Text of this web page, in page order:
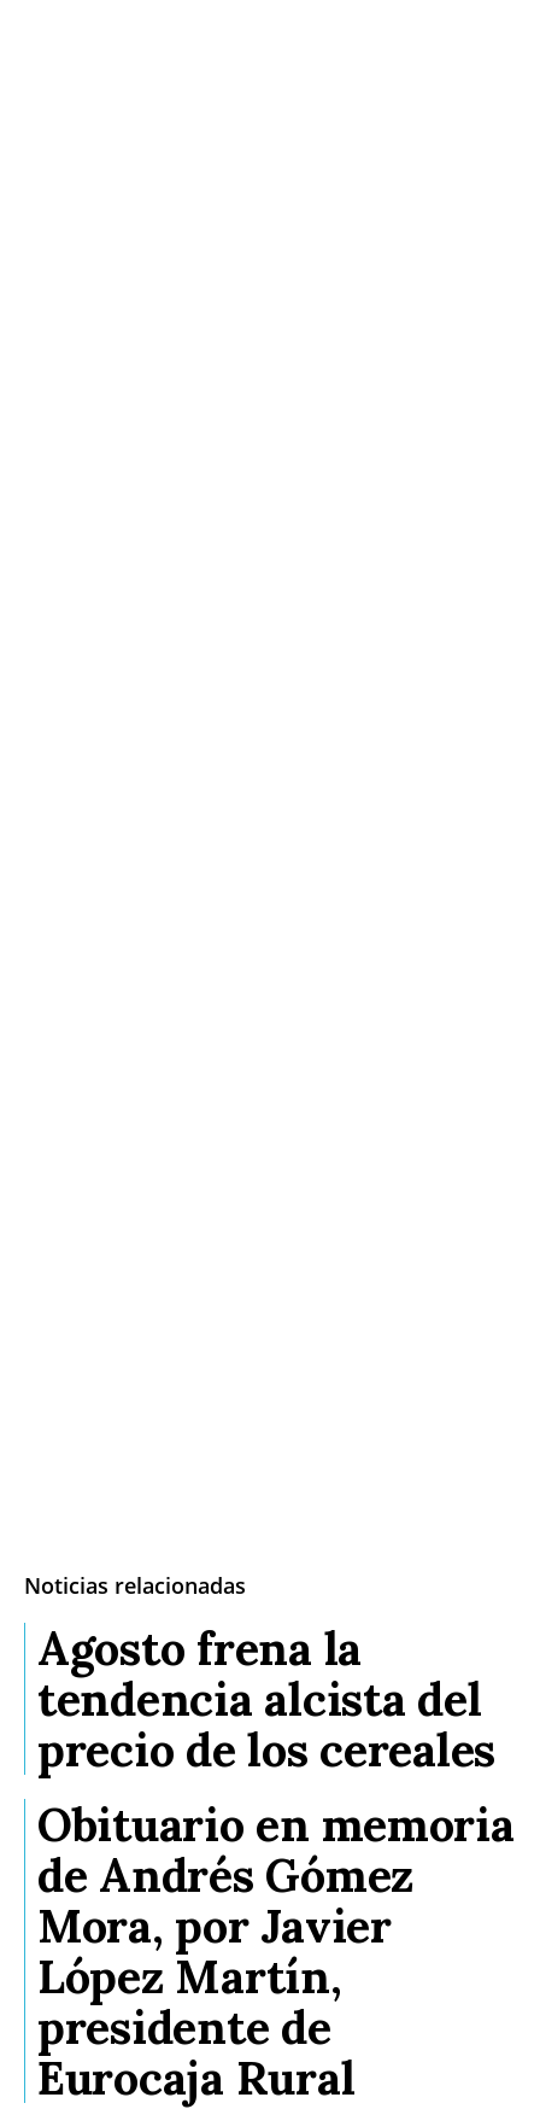
Noticias relacionadas
Agosto frena la
tendencia alcista del
precio de los cereales
Obituario en memoria
de Andrés Gómez
Mora, por Javier
López Martín,
presidente de
Eurocaja Rural